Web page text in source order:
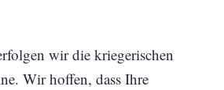
wir die kriegerischen
Wir hoffen, dass Ihre